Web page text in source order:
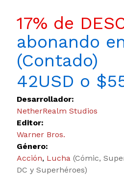
17% de
abonando
(Contado)
42USD o
Desarrollador:
NetherRealm Studios
Editor:
Warner Bros.
Género:
Acción, Lucha (Cómic,
DC y Superhéroes)